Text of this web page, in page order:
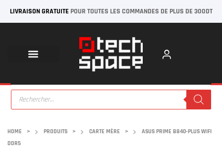
LIVRAISON GRATUITE POUR TOUTES LES COMMANDES DE PLUS DE 300DT
HOME > PRODUITS > CARTE MÈRE >
ASUS PRIME B840-PLUS WIFI
DDR5